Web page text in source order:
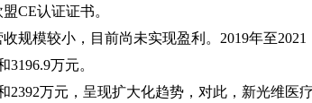
CE认证证书。
规模较小，目前尚未实现盈利。2019年至2021
万元。
2392万元，呈现扩大化趋势，对此，新光维医